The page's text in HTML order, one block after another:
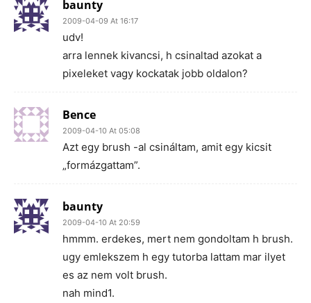
baunty
2009-04-09 At 16:17
udv!
arra lennek kivancsi, h csinaltad azokat a
pixeleket vagy kockatak jobb oldalon?
Bence
2009-04-10 At 05:08
Azt egy brush -al csináltam, amit egy kicsit
„formázgattam”.
baunty
2009-04-10 At 20:59
hmmm. erdekes, mert nem gondoltam h brush.
ugy emlekszem h egy tutorba lattam mar ilyet
es az nem volt brush.
nah mind1.